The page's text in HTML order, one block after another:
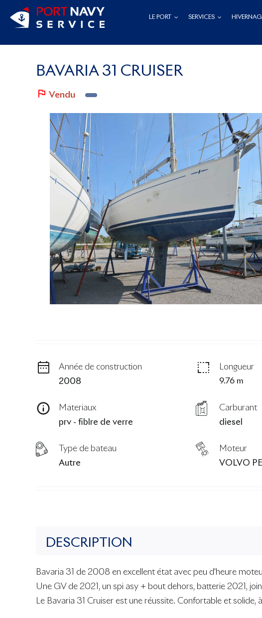
Passer
LE PORT SERVICES
BAVARIA 31 CRUISER
Vendu
Année de construction
2008
Longueur
9.76 m
Materiaux
prv - fiblre de verre
Carburant
diesel
Type de bateau
Autre
Moteur
VOLVO
DESCRIPTION
Bavaria 31 de 2008 en excellent état avec peu d'heure
Une GV de 2021, un spi asy + bout dehors, batterie 2021,
Le Bavaria 31 Cruiser est une réussite. Confortable et solide,